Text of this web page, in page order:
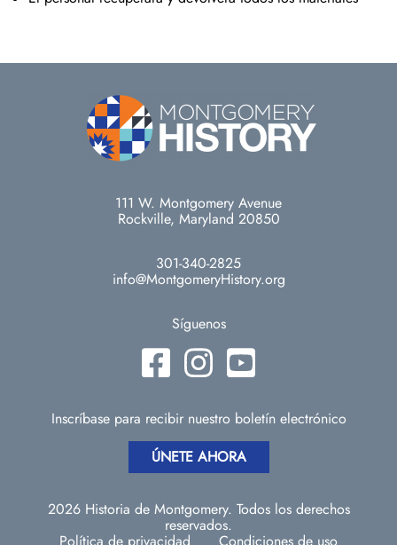
111 W. Montgomery Avenue
Rockville, Maryland 20850
301-340-2825
info@MontgomeryHistory.org
Síguenos
Inscríbase para recibir nuestro boletín electrónico
ÚNETE AHORA
2026 Historia de Montgomery. Todos los derechos
reservados.
Política de privacidad Condiciones de uso